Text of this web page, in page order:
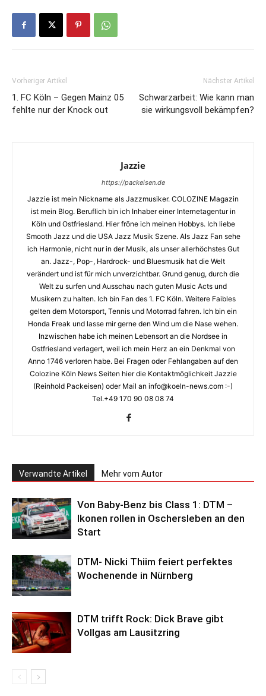
Vorheriger Artikel
1. FC Köln – Gegen Mainz 05
fehlte nur der Knock out
Nächster Artikel
Schwarzarbeit: Wie kann man
sie wirkungsvoll bekämpfen?
Jazzie
https://packeisen.de
Jazzie ist mein Nickname als Jazzmusiker. COLOZINE Magazin
ist mein Blog. Beruflich bin ich Inhaber einer Internetagentur in
Köln und Ostfriesland. Hier fröne ich meinen Hobbys. Ich liebe
Smooth Jazz und die USA Jazz Musik Szene. Als Jazz Fan sehe
ich Harmonie, nicht nur in der Musik, als unser allerhöchstes Gut
an. Jazz-, Pop-, Hardrock- und Bluesmusik hat die Welt
verändert und ist für mich unverzichtbar. Grund genug, durch die
Welt zu surfen und Ausschau nach guten Music Acts und
Musikern zu halten. Ich bin Fan des 1. FC Köln. Weitere Faibles
gelten dem Motorsport, Tennis und Motorrad fahren. Ich bin ein
Honda Freak und lasse mir gerne den Wind um die Nase wehen.
Inzwischen habe ich meinen Lebensort an die Nordsee in
Ostfriesland verlagert, weil ich mein Herz an ein Denkmal von
Anno 1746 verloren habe. Bei Fragen oder Fehlangaben auf den
Colozine Köln News Seiten hier die Kontaktmöglichkeit Jazzie
(Reinhold Packeisen) oder Mail an info@koeln-news.com :-)
Tel.+49 170 90 08 08 74
Verwandte Artikel Mehr vom Autor
Von Baby-Benz bis Class 1: DTM –
Ikonen rollen in Oschersleben an den
Start
DTM- Nicki Thiim feiert perfektes
Wochenende in Nürnberg
DTM trifft Rock: Dick Brave gibt
Vollgas am Lausitzring